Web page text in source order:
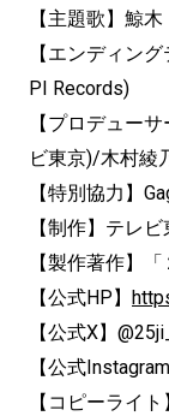
【主題歌】鯨
【エンディン
PI Records)
【プロデュー
ビ東京)/木村綾
【特別協力】
【制作】テレ
【製作著作】
【公式HP】
【公式X】
【公式
【コピーライ